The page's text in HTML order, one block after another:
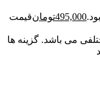
495,000تومانقیمت
می باشد. گزینه ها